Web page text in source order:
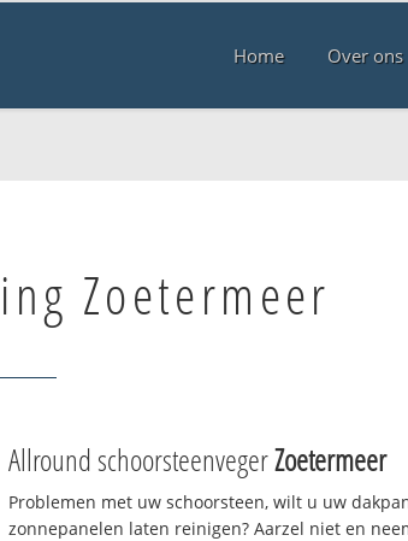
Home Over ons
Zoetermeer
Allround schoorsteenvegerZoetermeer
Problemen met uw schoorsteen, wilt u uw
zonnepanelen laten reinigen? Aarzel niet en